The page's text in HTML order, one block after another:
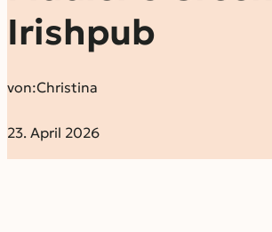
Irishpub
von:Christina
23. April 2026